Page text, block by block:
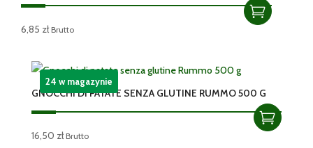
6,85 zł Brutto
GNOCCHI DI PATATE SENZA GLUTINE RUMMO 500 G
16,50 zł Brutto
24 w magazynie